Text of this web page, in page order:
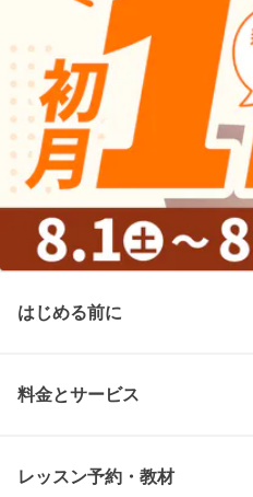
はじめる前に
料金とサービス
レッスン予約・教材